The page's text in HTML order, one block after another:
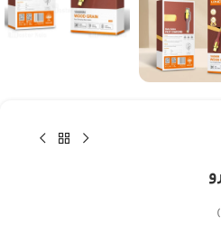
)